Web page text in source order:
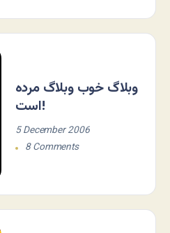
وبلاگ خوب وبلاگ مرده
است!
5 December 2006
8 Comments